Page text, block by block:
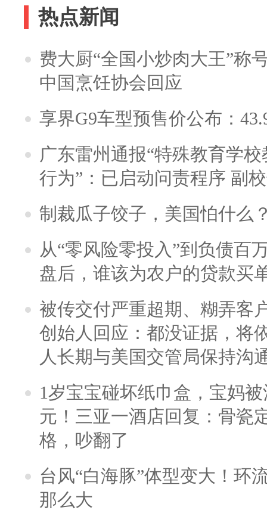
热点新闻
费大厨“全国小炒肉大王”称
中国烹饪协会回应
享界G9车型预售价公布：
广东雷州通报“特殊教育学
行为”：已启动问责程序 副
制裁瓜子饺子，美国怕什么
从“零风险零投入”到负债百
盘后，谁该为农户的贷款买
被传交付严重超期、糊弄客
创始人回应：都没证据，将
人长期与美国交管局保持沟
1岁宝宝碰坏纸巾盒，宝妈
元！三亚一酒店回复：骨瓷
格，吵翻了
台风“白海豚”体型变大！环
那么大